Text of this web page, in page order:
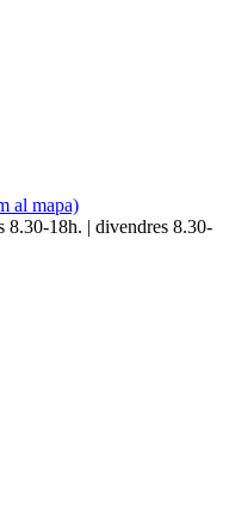
al mapa)
18h. | divendres 8.30-